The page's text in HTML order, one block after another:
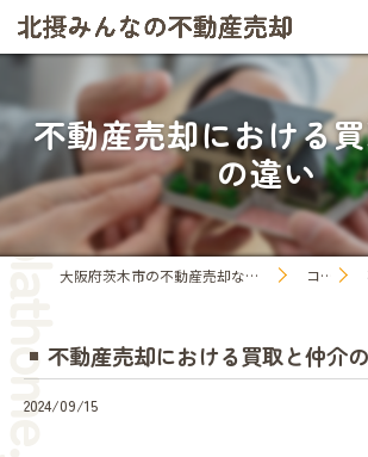
不動産売却における
の違い
大阪府茨木市の不動産売却なら株式会社プラットホーム コラム
不動産売却における買取と仲介
2024/09/15